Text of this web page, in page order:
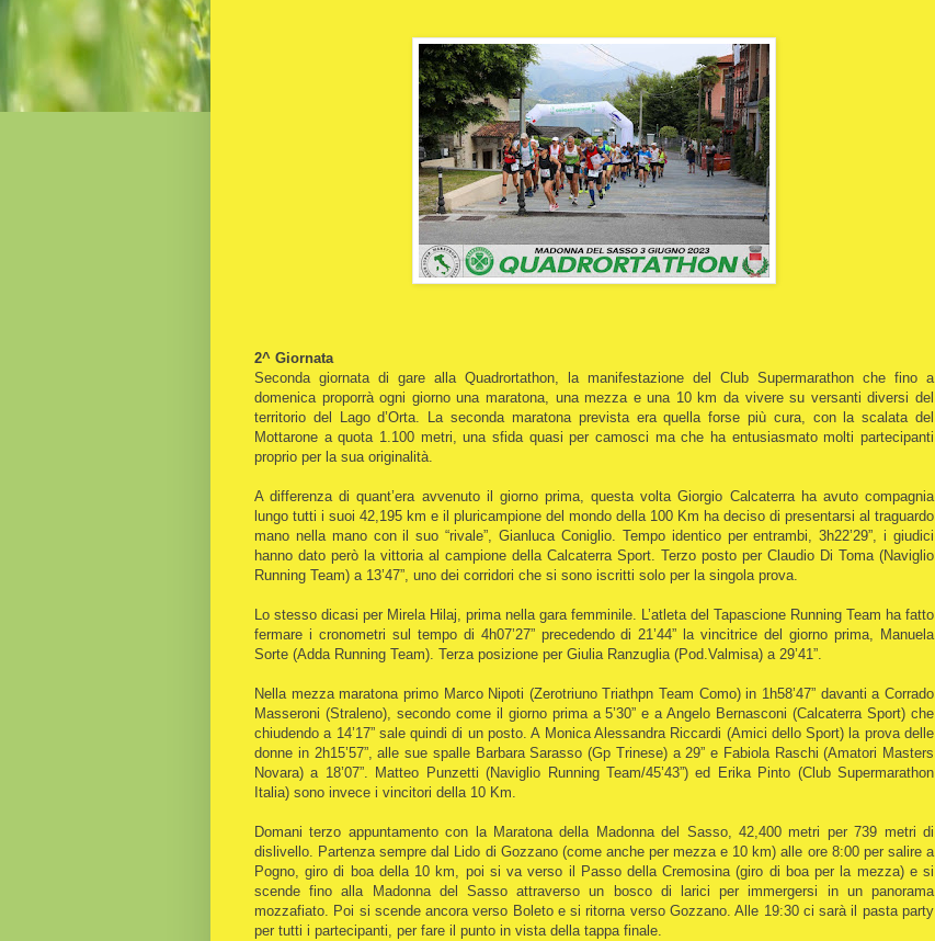
2^ Giornata
Seconda giornata di gare alla Quadrortathon, la manifestazione del Club Supermarathon che fino a
domenica proporrà ogni giorno una maratona, una mezza e una 10 km da vivere su versanti diversi del
territorio del Lago d’Orta. La seconda maratona prevista era quella forse più cura, con la scalata del
Mottarone a quota 1.100 metri, una sfida quasi per camosci ma che ha entusiasmato molti partecipanti
proprio per la sua originalità.
A differenza di quant’era avvenuto il giorno prima, questa volta Giorgio Calcaterra ha avuto compagnia
lungo tutti i suoi 42,195 km e il pluricampione del mondo della 100 Km ha deciso di presentarsi al traguardo
mano nella mano con il suo “rivale”, Gianluca Coniglio. Tempo identico per entrambi, 3h22’29”, i giudici
hanno dato però la vittoria al campione della Calcaterra Sport. Terzo posto per Claudio Di Toma (Naviglio
Running Team) a 13’47”, uno dei corridori che si sono iscritti solo per la singola prova.
Lo stesso dicasi per Mirela Hilaj, prima nella gara femminile. L’atleta del Tapascione Running Team ha fatto
fermare i cronometri sul tempo di 4h07’27” precedendo di 21’44” la vincitrice del giorno prima, Manuela
Sorte (Adda Running Team). Terza posizione per Giulia Ranzuglia (Pod.Valmisa) a 29’41”.
Nella mezza maratona primo Marco Nipoti (Zerotriuno Triathpn Team Como) in 1h58’47” davanti a Corrado
Masseroni (Straleno), secondo come il giorno prima a 5’30” e a Angelo Bernasconi (Calcaterra Sport) che
chiudendo a 14’17” sale quindi di un posto. A Monica Alessandra Riccardi (Amici dello Sport) la prova delle
donne in 2h15’57”, alle sue spalle Barbara Sarasso (Gp Trinese) a 29” e Fabiola Raschi (Amatori Masters
Novara) a 18’07”. Matteo Punzetti (Naviglio Running Team/45’43”) ed Erika Pinto (Club Supermarathon
Italia) sono invece i vincitori della 10 Km.
Domani terzo appuntamento con la Maratona della Madonna del Sasso, 42,400 metri per 739 metri di
dislivello. Partenza sempre dal Lido di Gozzano (come anche per mezza e 10 km) alle ore 8:00 per salire a
Pogno, giro di boa della 10 km, poi si va verso il Passo della Cremosina (giro di boa per la mezza) e si
scende fino alla Madonna del Sasso attraverso un bosco di larici per immergersi in un panorama
mozzafiato. Poi si scende ancora verso Boleto e si ritorna verso Gozzano. Alle 19:30 ci sarà il pasta party
per tutti i partecipanti, per fare il punto in vista della tappa finale.